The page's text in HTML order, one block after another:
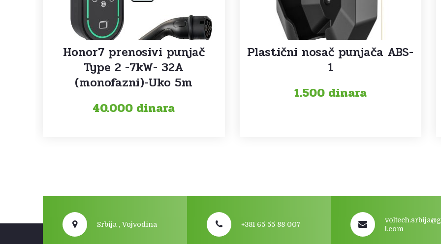
Honor7 prenosivi punjač
Type 2 -7kW- 32A
(monofazni)-Uko 5m
40.000 dinara
Plastični nosač punjača ABS-
1
1.500 dinara
Srbija , Vojvodina +381 65 55 88 007
l.com